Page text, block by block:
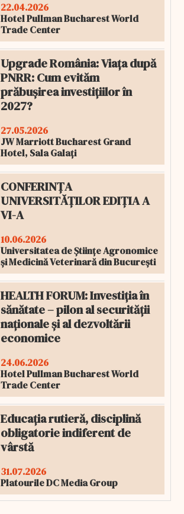
22.04.2026
Hotel Pullman Bucharest World
Trade Center
Upgrade România: Viața după
PNRR: Cum evităm
prăbușirea investițiilor în
2027?
27.05.2026
JW Marriott Bucharest Grand
Hotel, Sala Galați
CONFERINȚA
UNIVERSITĂȚILOR EDIȚIA A
VI-A
10.06.2026
Universitatea de Științe Agronomice
și Medicină Veterinară din București
HEALTH FORUM: Investiția în
sănătate – pilon al securității
naționale și al dezvoltării
economice
24.06.2026
Hotel Pullman Bucharest World
Trade Center
Educația rutieră, disciplină
obligatorie indiferent de
vârstă
31.07.2026
Platourile DC Media Group